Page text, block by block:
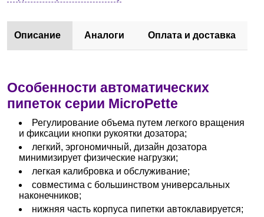
Описание Аналоги Оплата и доставка
Особенности автоматических
пипеток серии MicroPette
Регулирование объема путем легкого вращения
и фиксации кнопки рукоятки дозатора;
легкий, эргономичный, дизайн дозатора
минимизирует физические нагрузки;
легкая калибровка и обслуживание;
совместима с большинством универсальных
наконечников;
нижняя часть корпуса пипетки автоклавируется;